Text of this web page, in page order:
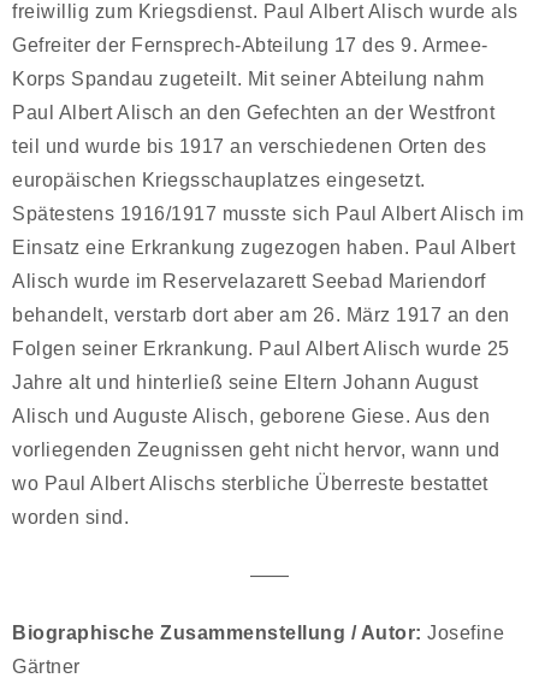
freiwillig zum Kriegsdienst. Paul Albert Alisch wurde als
Gefreiter der Fernsprech-Abteilung 17 des 9. Armee-
Korps Spandau zugeteilt. Mit seiner Abteilung nahm
Paul Albert Alisch an den Gefechten an der Westfront
teil und wurde bis 1917 an verschiedenen Orten des
europäischen Kriegsschauplatzes eingesetzt.
Spätestens 1916/1917 musste sich Paul Albert Alisch im
Einsatz eine Erkrankung zugezogen haben. Paul Albert
Alisch wurde im Reservelazarett Seebad Mariendorf
behandelt, verstarb dort aber am 26. März 1917 an den
Folgen seiner Erkrankung. Paul Albert Alisch wurde 25
Jahre alt und hinterließ seine Eltern Johann August
Alisch und Auguste Alisch, geborene Giese. Aus den
vorliegenden Zeugnissen geht nicht hervor, wann und
wo Paul Albert Alischs sterbliche Überreste bestattet
worden sind.
——
Biographische Zusammenstellung / Autor: Josefine
Gärtner